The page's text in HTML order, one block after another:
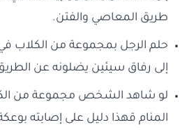
طريق المعاصي والفتن.
حلم الرجل بمجموعة من الكلاب
إلى رفاق سيئين يضلونه عن
لو شاهد الشخص مجموعة من
المنام قهذا دليل على إصابته